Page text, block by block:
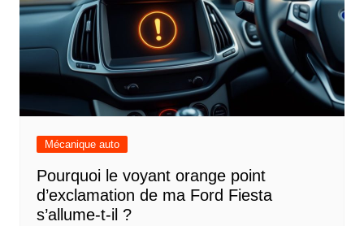
Mécanique auto
Pourquoi le voyant orange point
d’exclamation de ma Ford Fiesta
s’allume-t-il ?